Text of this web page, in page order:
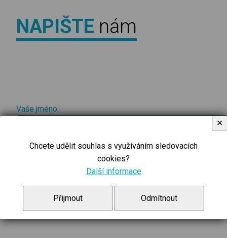
NAPIŠTE nám
Vaše jméno:
Chcete udělit souhlas s využíváním sledovacích
cookies?
Další informace
Přijmout Odmítnout
✕